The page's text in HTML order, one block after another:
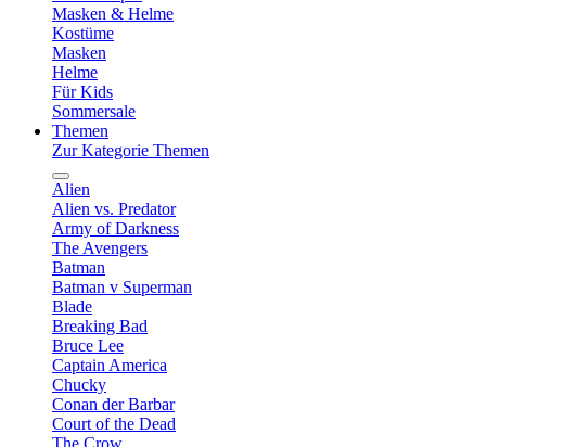
Masken & Helme
Kostüme
Masken
Helme
Für Kids
Sommersale
Themen
Zur Kategorie Themen
Alien
Alien vs. Predator
Army of Darkness
The Avengers
Batman
Batman v Superman
Blade
Breaking Bad
Bruce Lee
Captain America
Chucky
Conan der Barbar
Court of the Dead
The Crow